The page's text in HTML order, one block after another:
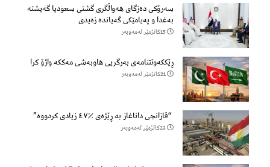
سەرۆكی دەزگای هەواڵگری گشتی سعودیا گەیشتە
بەغدا و پەیامێكی گەیاندە زەیدی
15كاتژمێر لەمەوبەر
ڕێککەوتتنامەی بەرگریی هاوبەشی مەککە واژۆ کرا
21كاتژمێر لەمەوبەر
“قازانجی داناغاز بە ڕێژەی ٪٤٧ زیادی کردووە”
23كاتژمێر لەمەوبەر